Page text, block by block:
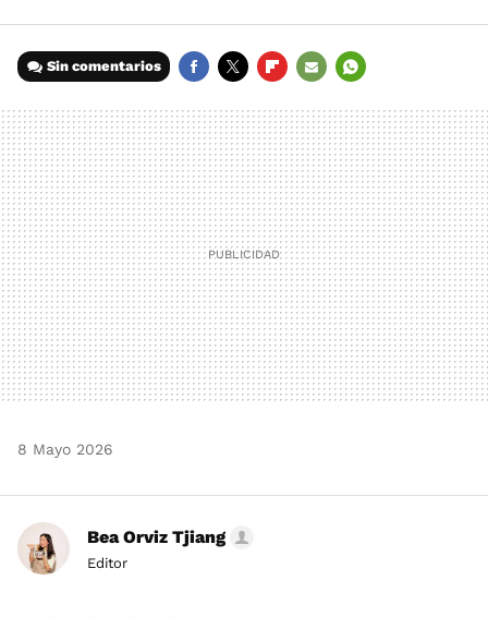
Sin comentarios
MAIL
8 Mayo 2026
Bea Orviz Tjiang
Editor